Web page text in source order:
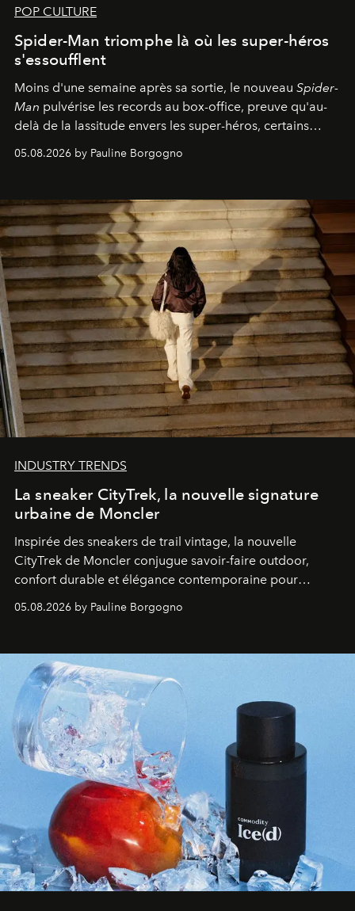
POP CULTURE
Spider-Man triomphe là où les super-héros
s'essoufflent
Moins d'une semaine après sa sortie, le nouveau Spider-
Man pulvérise les records au box-office, preuve qu'au-
delà de la lassitude envers les super-héros, certains
personnages continuent de susciter une ferveur intacte.
05.08.2026 by Pauline Borgogno
INDUSTRY TRENDS
La sneaker CityTrek, la nouvelle signature
urbaine de Moncler
Inspirée des sneakers de trail vintage, la nouvelle
CityTrek de Moncler conjugue savoir-faire outdoor,
confort durable et élégance contemporaine pour
accompagner les explorations du quotidien.
05.08.2026 by Pauline Borgogno